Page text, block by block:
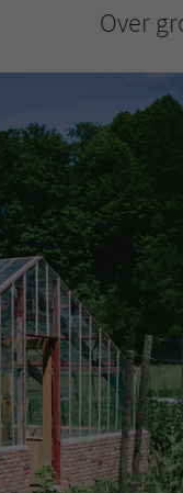
Over